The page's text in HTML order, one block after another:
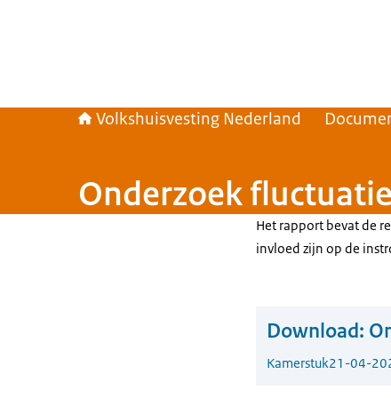
Volkshuisvesting Nederland
Onderzoek
Het rapport bevat de
invloed zijn op de
Download:
Kamerstuk21-04-